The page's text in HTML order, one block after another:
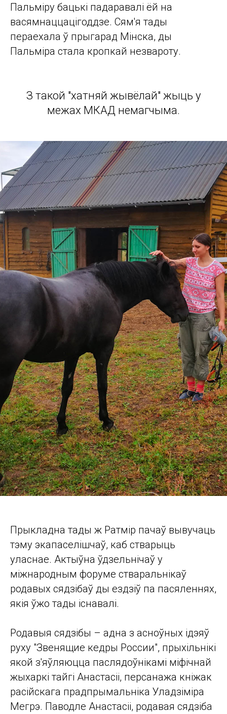
Пальміру бацькi падаравалі ёй на
васямнаццацігоддзе. Сям'я тады
пераехала ў прыгарад Мінска, ды
Пальміра стала кропкай незвароту.
З такой "хатняй жывёлай" жыць у
межах МКАД немагчыма.
Прыкладна тады ж Ратмір пачаў вывучаць
тэму экапаселішчаў, каб стварыць
уласнае. Актыўна ўдзельнічаў у
міжнародным форуме стваральнікаў
родавых сядзібаў ды ездзіў па пасяленнях,
якія ўжо тады існавалі.
Родавыя сядзібы – адна з асноўных ідэяў
руху "Звенящие кедры России", прыхільнікі
якой з'яўляюцца паслядоўнікамі міфічнай
жыхаркі тайгі Анастасіі, персанажа кніжак
расійскага прадпрымальніка Уладзіміра
Мегрэ. Паводле Анастасіі, родавая сядзіба